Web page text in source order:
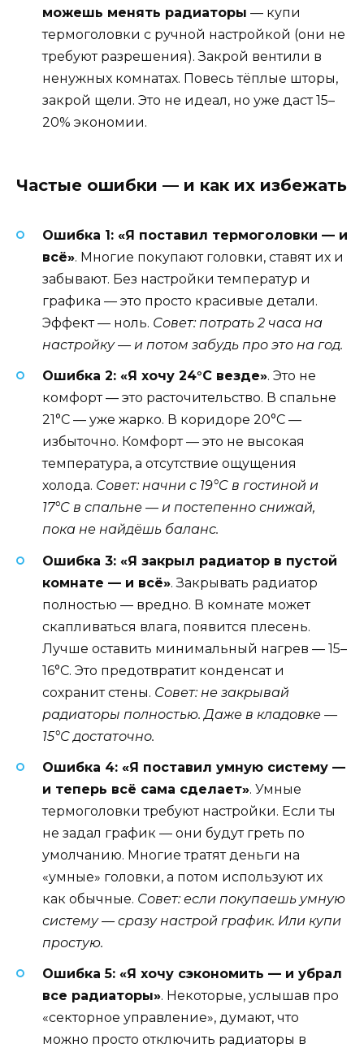
можешь менять радиаторы — купи
термоголовки с ручной настройкой (они не
требуют разрешения). Закрой вентили в
ненужных комнатах. Повесь тёплые шторы,
закрой щели. Это не идеал, но уже даст 15–
20% экономии.
Частые ошибки — и как их избежать
Ошибка 1: «Я поставил термоголовки — и
всё». Многие покупают головки, ставят их и
забывают. Без настройки температур и
графика — это просто красивые детали.
Эффект — ноль. Совет: потрать 2 часа на
настройку — и потом забудь про это на год.
Ошибка 2: «Я хочу 24°C везде». Это не
комфорт — это расточительство. В спальне
21°C — уже жарко. В коридоре 20°C —
избыточно. Комфорт — это не высокая
температура, а отсутствие ощущения
холода. Совет: начни с 19°C в гостиной и
17°C в спальне — и постепенно снижай,
пока не найдёшь баланс.
Ошибка 3: «Я закрыл радиатор в пустой
комнате — и всё». Закрывать радиатор
полностью — вредно. В комнате может
скапливаться влага, появится плесень.
Лучше оставить минимальный нагрев — 15–
16°C. Это предотвратит конденсат и
сохранит стены. Совет: не закрывай
радиаторы полностью. Даже в кладовке —
15°C достаточно.
Ошибка 4: «Я поставил умную систему —
и теперь всё сама сделает». Умные
термоголовки требуют настройки. Если ты
не задал график — они будут греть по
умолчанию. Многие тратят деньги на
«умные» головки, а потом используют их
как обычные. Совет: если покупаешь умную
систему — сразу настрой график. Или купи
простую.
Ошибка 5: «Я хочу сэкономить — и убрал
все радиаторы». Некоторые, услышав про
«секторное управление», думают, что
можно просто отключить радиаторы в